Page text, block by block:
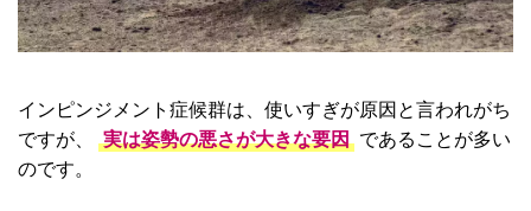
インピンジメント症候群は、使いすぎが原因と言われがち
ですが、
実は姿勢の悪さが大きな要因 であることが多い
のです。